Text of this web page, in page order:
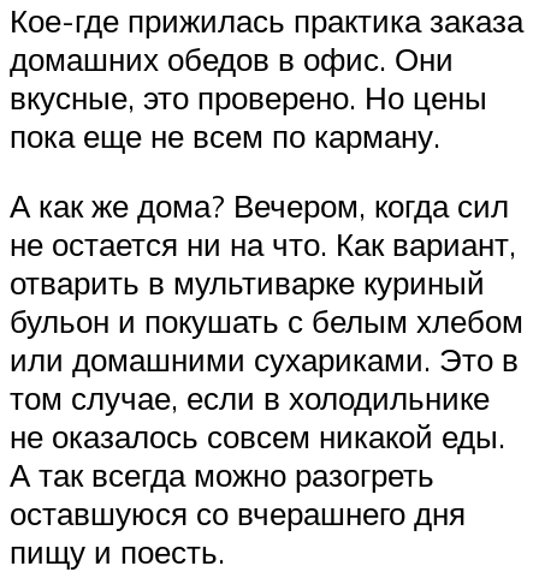
Кое-где прижилась практика заказа
домашних обедов в офис. Они
вкусные, это проверено. Но цены
пока еще не всем по карману.
А как же дома? Вечером, когда сил
не остается ни на что. Как вариант,
отварить в мультиварке куриный
бульон и покушать с белым хлебом
или домашними сухариками. Это в
том случае, если в холодильнике
не оказалось совсем никакой еды.
А так всегда можно разогреть
оставшуюся со вчерашнего дня
пищу и поесть.